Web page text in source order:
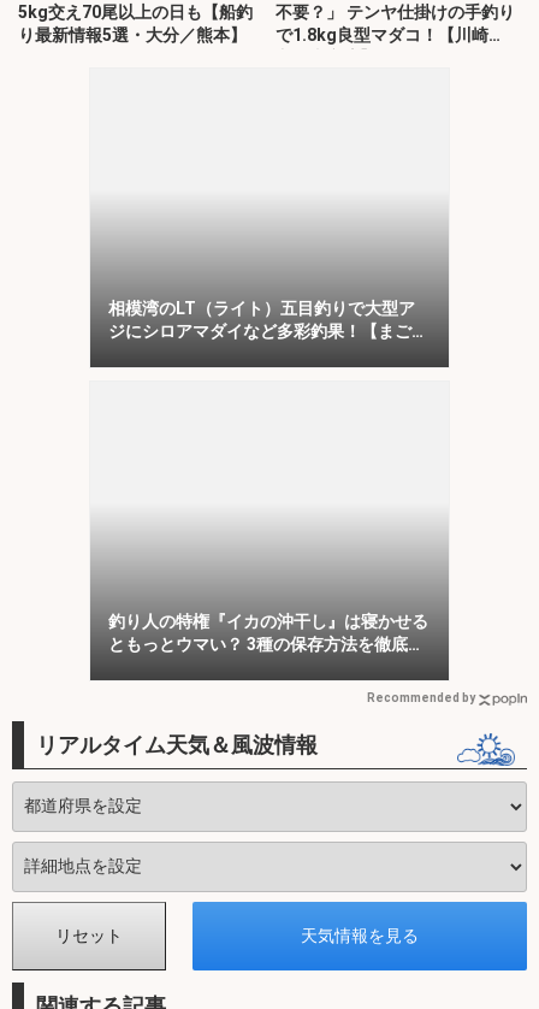
5kg交え70尾以上の日も【船釣
り最新情報5選・大分／熊本】
不要？」 テンヤ仕掛けの手釣り
で1.8kg良型マダコ！【川崎
相模湾のLT（ライト）五目釣りで大型ア
ジにシロアマダイなど多彩釣果！【まごう
釣り人の特権『イカの沖干し』は寝かせる
ともっとウマい？ 3種の保存方法を徹底検
Recommended by
リアルタイム天気＆風波情報